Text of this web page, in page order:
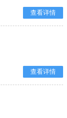
查看详情
查看详情